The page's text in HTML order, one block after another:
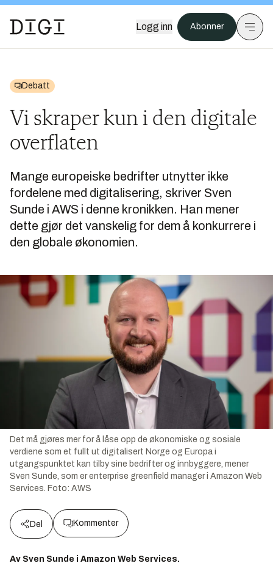
Logg inn Abonner
Debatt
Vi skraper kun i den digitale
overflaten
Mange europeiske bedrifter utnytter ikke
fordelene med digitalisering, skriver Sven
Sunde i AWS i denne kronikken. Han mener
dette gjør det vanskelig for dem å konkurrere i
den globale økonomien.
Det må gjøres mer for å låse opp de økonomiske og sosiale
verdiene som et fullt ut digitalisert Norge og Europa i
utgangspunktet kan tilby sine bedrifter og innbyggere, mener
Sven Sunde, som er enterprise greenfield manager i Amazon Web
Services. Foto: AWS
Del Kommenter
Av Sven Sunde i Amazon Web Services.